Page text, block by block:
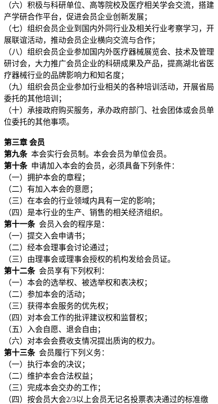
（六）积极与科研单位、高等院校及医疗相关学会交流，搭建
产学研合作平台，促进会员企业创新发展；
（七）组织会员企业到国内外同行业及相关行业考察学习，开
展联谊活动，推动会员企业横向交流与合作；
（八）组织会员企业参加国内外医疗器械展览会、技术及管理
研讨会，大力推广会员企业的科研成果及产品，提高湖北省医
疗器械行业的品牌影响力和知名度；
（九）组织会员企业参加行业相关的各种培训活动，开展省局
委托的其他培训；
（十）承接政府购买服务，承办政府部门、社会团体或会员单
位委托的其他事项。
第三章 会员
第九条本会实行会员制。本会会员为单位会员。
第十条申请加入本会的会员，必须具备下列条件：
（一）拥护本会的章程；
（二）有加入本会的意愿；
（三）在本会的行业领域内具有一定的影响；
（四）是本行业的生产、销售的相关经济组织。
第十一条会员入会的程序是：
（一）提交入会申请书；
（二）经本会理事会讨论通过；
（三）由理事会或理事会授权的机构发给会员证。
第十二条会员享有下列权利：
（一）本会的选举权、被选举权和表决权；
（二）参加本会的活动；
（三）获得本会服务的优先权；
（四）对本会工作的批评建议权和监督权；
（五）入会自愿、退会自由；
（六）对本会会费收支情况提出质询的权力。
第十三条会员履行下列义务：
（一）执行本会的决议；
（二）维护本会合法权益；
（三）完成本会交办的工作；
（四）按会员大会2/3以上会员无记名投票表决通过的标准缴